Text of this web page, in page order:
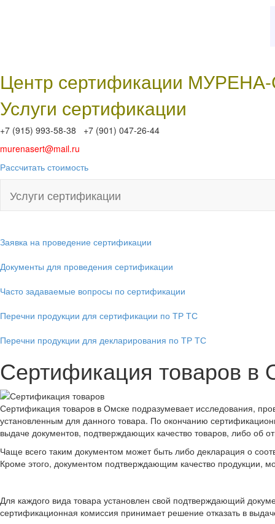
Центр сертификации
Услуги сертификации
+7 (915) 993-58-38 +7 (901) 047-26-44
murenasert@mail.ru
Рассчитать стоимость
Услуги сертификации
Заявка на проведение сертификации
Документы для проведения сертификации
Часто задаваемые вопросы по сертификации
Перечни продукции для сертификации по ТР ТС
Перечни продукции для декларирования по ТР ТС
Сертификация товаров в
Сертификация товаров в Омске подразумевает исследования,
установленным для данного товара. По окончанию
выдаче документов, подтверждающих качество товаров, либо об
Чаще всего таким документом может быть либо декларация о
Кроме этого, документом подтверждающим качество продукции,
Для каждого вида товара установлен свой подтверждающий
сертификационная комиссия принимает решение отказать в